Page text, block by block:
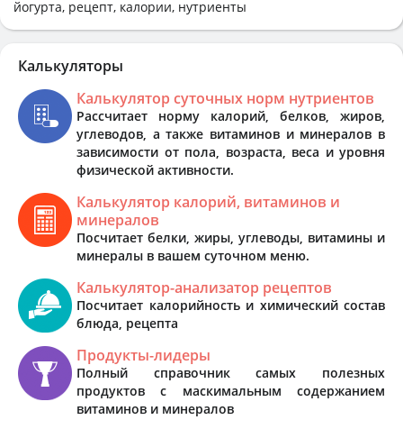
йогурта, рецепт, калории, нутриенты
Калькуляторы
Калькулятор суточных норм нутриентов
Рассчитает норму калорий, белков, жиров,
углеводов, а также витаминов и минералов в
зависимости от пола, возраста, веса и уровня
физической активности.
Калькулятор калорий, витаминов и
минералов
Посчитает белки, жиры, углеводы, витамины и
минералы в вашем суточном меню.
Калькулятор-анализатор рецептов
Посчитает калорийность и химический состав
блюда, рецепта
Продукты-лидеры
Полный справочник самых полезных
продуктов с маскимальным содержанием
витаминов и минералов